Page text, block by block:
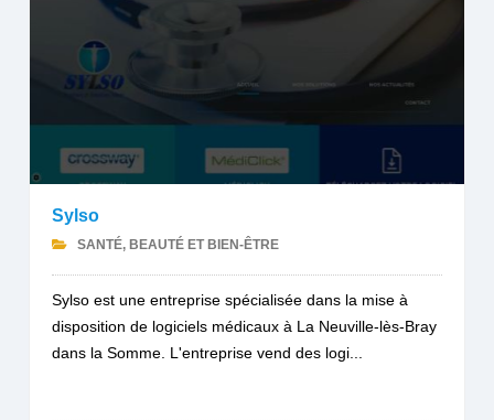
Sylso
SANTÉ, BEAUTÉ ET BIEN-ÊTRE
Sylso est une entreprise spécialisée dans la mise à
disposition de logiciels médicaux à La Neuville-lès-Bray
dans la Somme. L'entreprise vend des logi...